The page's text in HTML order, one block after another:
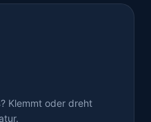
? Klemmt oder dreht